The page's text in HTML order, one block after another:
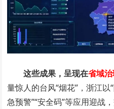
这些成果，呈现在省域
量惊人的台风“烟花”，浙江以
急预警”“安全码”等应用迎战